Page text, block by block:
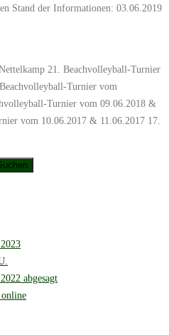
Stand der Informationen: 03.06.2019
21. Beachvolleyball-Turnier
Turnier vom
Turnier vom 09.06.2018 &
vom 10.06.2017 & 11.06.2017 17.
abgesagt